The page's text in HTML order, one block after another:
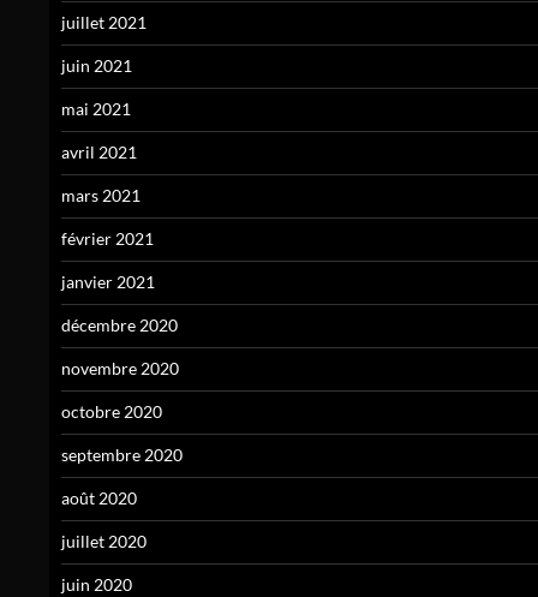
juillet 2021
juin 2021
mai 2021
avril 2021
mars 2021
février 2021
janvier 2021
décembre 2020
novembre 2020
octobre 2020
septembre 2020
août 2020
juillet 2020
juin 2020